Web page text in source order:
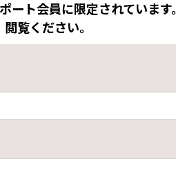
ト会員に限定されています。
覧ください。